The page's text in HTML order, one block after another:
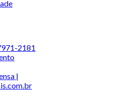
2181
|